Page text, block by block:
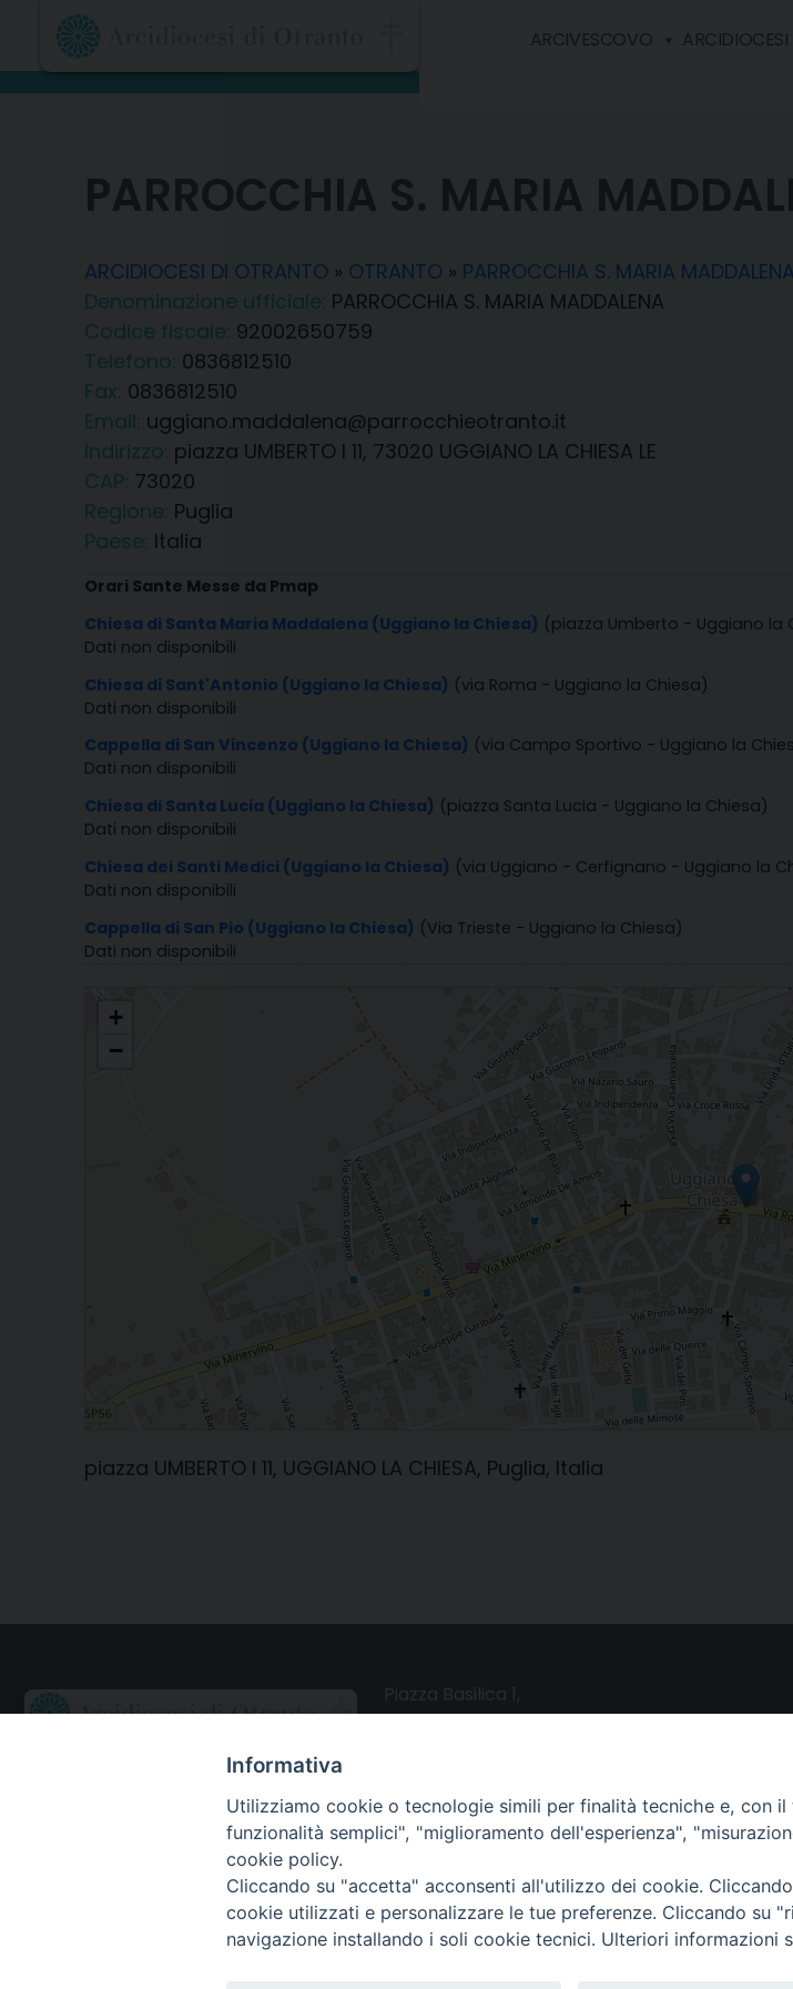
content
ARCIVESCOVO ARCIDIOCESI
PARROCCHIA S. MARIA
ARCIDIOCESI DI OTRANTO » OTRANTO » PARROCCHIA S. MARIA MADDALENA
Denominazione ufficiale: PARROCCHIA S. MARIA MADDALENA
Codice fiscale: 92002650759
Telefono: 0836812510
Fax: 0836812510
Email: uggiano.maddalena@parrocchieotranto.it
Indirizzo: piazza UMBERTO I 11, 73020 UGGIANO LA CHIESA LE
CAP: 73020
Regione: Puglia
Paese: Italia
Orari Sante Messe da Pmap
Chiesa di Santa Maria Maddalena (Uggiano la Chiesa) (piazza Umberto - Uggiano la
Dati non disponibili
Chiesa di Sant'Antonio (Uggiano la Chiesa) (via Roma - Uggiano la Chiesa)
Dati non disponibili
Cappella di San Vincenzo (Uggiano la Chiesa) (via Campo Sportivo - Uggiano la
Dati non disponibili
Chiesa di Santa Lucia (Uggiano la Chiesa) (piazza Santa Lucia - Uggiano la Chiesa)
Dati non disponibili
Chiesa dei Santi Medici (Uggiano la Chiesa) (via Uggiano - Cerfignano - Uggiano la
Dati non disponibili
Cappella di San Pio (Uggiano la Chiesa) (Via Trieste - Uggiano la Chiesa)
Dati non disponibili
PARROCCHIA S. MARIA MADDALENA
+
−
piazza UMBERTO I 11, UGGIANO LA CHIESA, Puglia, Italia
CONTATTI
Webmail Uffici
Webmail Parrocchie
UTILITY
Altri articoli
Notizie nazionali
Informativa
Utilizziamo cookie o tecnologie simili per finalità tecniche e, con
funzionalità semplici", "miglioramento dell'esperienza",
cookie policy.
Cliccando su "accetta" acconsenti all'utilizzo dei cookie.
cookie utilizzati e personalizzare le tue preferenze. Cliccando su
navigazione installando i soli cookie tecnici. Ulteriori informazioni